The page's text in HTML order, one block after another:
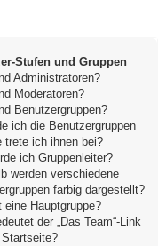
Stufen und Gruppen
Administratoren?
Moderatoren?
Benutzergruppen?
ich die Benutzergruppen
trete ich ihnen bei?
ich Gruppenleiter?
werden verschiedene
farbig dargestellt?
eine Hauptgruppe?
der „Das Team“-Link